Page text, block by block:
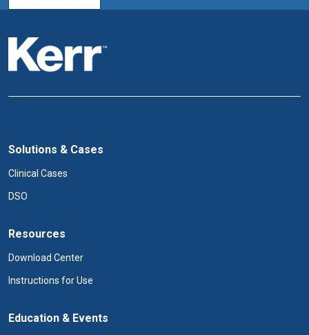
Solutions & Cases
Clinical Cases
DSO
Resources
Download Center
Instructions for Use
Education & Events